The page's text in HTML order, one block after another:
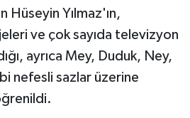
Hüseyin Yılmaz'ın,
ve çok sayıda televizyon
ayrıca Mey, Duduk, Ney,
nefesli sazlar üzerine